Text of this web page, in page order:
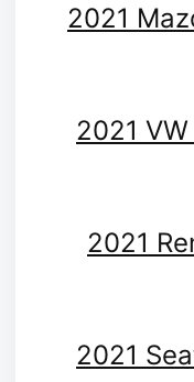
2021
2021
2021
2021